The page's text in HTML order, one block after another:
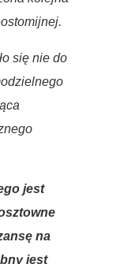
się nie do
jest
na
jest